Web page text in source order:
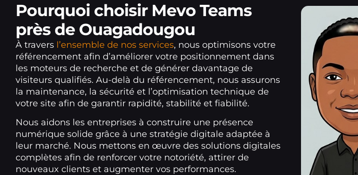
Pourquoi choisir Mevo Teams
près de Ouagadougou
À travers l’ensemble de nos services, nous optimisons votre
référencement afin d’améliorer votre positionnement dans
les moteurs de recherche et de générer davantage de
visiteurs qualifiés. Au-delà du référencement, nous assurons
la maintenance, la sécurité et l’optimisation technique de
votre site afin de garantir rapidité, stabilité et fiabilité.
Nous aidons les entreprises à construire une présence
numérique solide grâce à une stratégie digitale adaptée à
leur marché. Nous mettons en œuvre des solutions digitales
complètes afin de renforcer votre notoriété, attirer de
nouveaux clients et augmenter vos performances.